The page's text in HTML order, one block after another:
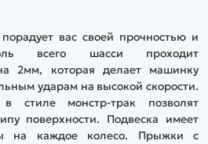
вас своей прочностью и
всего шасси проходит
2мм, которая делает машинку
ударам на высокой скорости.
стиле монстр-трак позволят
поверхности. Подвеска имеет
на каждое колесо. Прыжки с